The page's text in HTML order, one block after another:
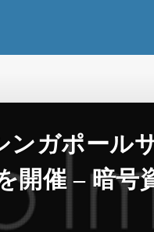
ンガポール
開催 – 暗号